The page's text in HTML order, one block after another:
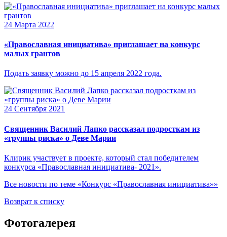
24 Марта 2022
«Православная инициатива» приглашает на конкурс
малых грантов
Подать заявку можно до 15 апреля 2022 года.
24 Сентября 2021
Священник Василий Лапко рассказал подросткам из
«группы риска» о Деве Марии
Клирик участвует в проекте, который стал победителем
конкурса «Православная инициатива- 2021».
Все новости по теме «Конкурс «Православная инициатива»»
Возврат к списку
Фотогалерея